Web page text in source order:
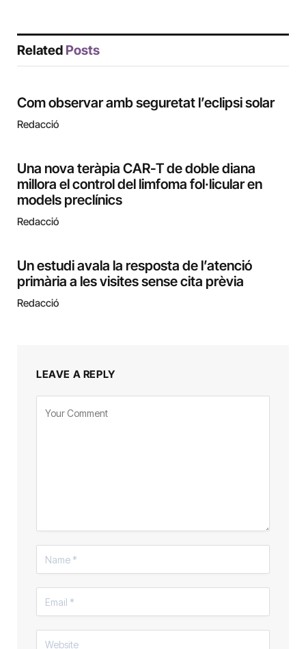
Related Posts
Com observar amb seguretat l’eclipsi solar
Redacció
Una nova teràpia CAR-T de doble diana
millora el control del limfoma fol·licular en
models preclínics
Redacció
Un estudi avala la resposta de l’atenció
primària a les visites sense cita prèvia
Redacció
LEAVE A REPLY